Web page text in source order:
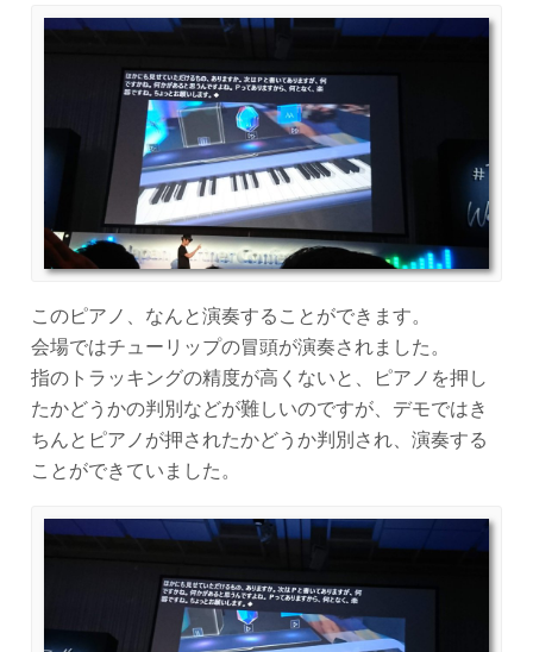
このピアノ、なんと演奏することができます。
会場ではチューリップの冒頭が演奏されました。
指のトラッキングの精度が高くないと、ピアノを押し
たかどうかの判別などが難しいのですが、デモではき
ちんとピアノが押されたかどうか判別され、演奏する
ことができていました。